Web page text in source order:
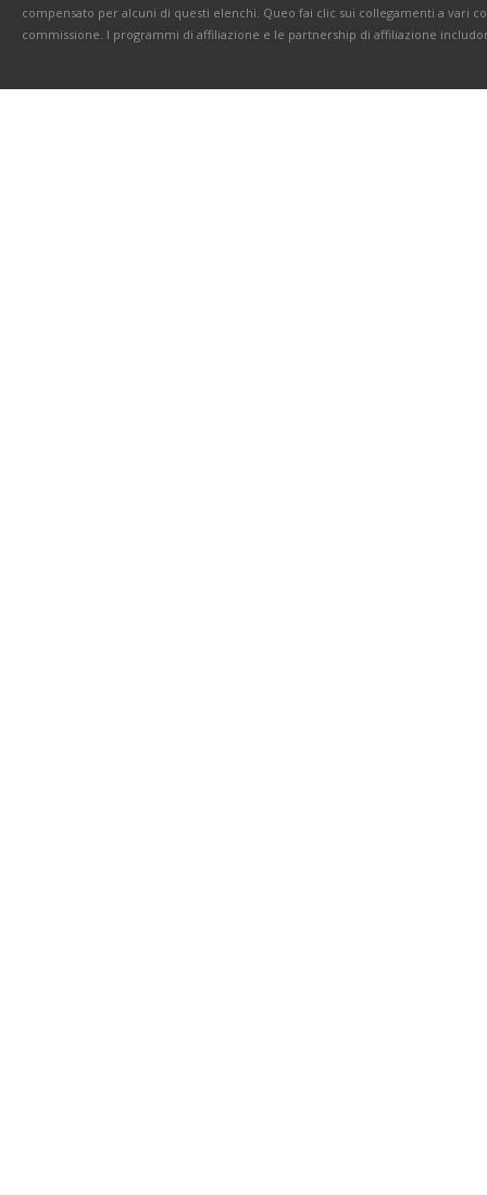
compensato per alcuni di questi elenchi. Queo fai clic sui collegamenti a vari
commissione. I programmi di affiliazione e le partnership di affiliazione